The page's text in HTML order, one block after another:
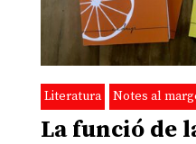
Literatura Notes al
La funció de